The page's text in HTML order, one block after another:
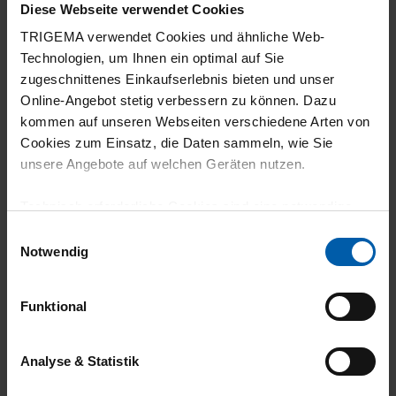
Diese Webseite verwendet Cookies
TRIGEMA verwendet Cookies und ähnliche Web-
Technologien, um Ihnen ein optimal auf Sie
zugeschnittenes Einkaufserlebnis bieten und unser
Online-Angebot stetig verbessern zu können. Dazu
kommen auf unseren Webseiten verschiedene Arten von
Cookies zum Einsatz, die Daten sammeln, wie Sie
unsere Angebote auf welchen Geräten nutzen.
grundlegende Funktionen wie etwa zur Auswahl und
gewährleisten.
Für die Darstellung personalisierter Angebote, Anzeigen
und Inhalte aufgrund Ihres Nutzerverhaltens und Ihres
Notwendig
Funktional
Analyse & Statistik
climate-neutral
Family business